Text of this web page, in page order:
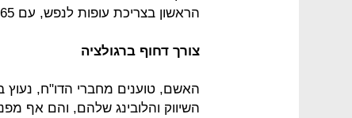
הראשון בצריכת עופות לנפש, עם 65 ק"ג לשנה.
צורך דחוף ברגולציה
האשם, טוענים מחברי הדו"ח, נעוץ
השיווק והלובינג שלהם, והם אף